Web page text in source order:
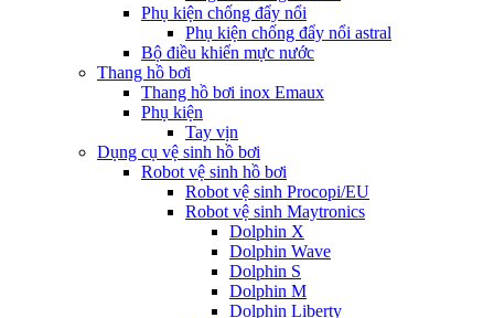
Phụ kiện chống đẩy nổi
Phụ kiện chống đẩy nổi astral
Bộ điều khiển mực nước
Thang hồ bơi
Thang hồ bơi inox Emaux
Phụ kiện
Tay vịn
Dụng cụ vệ sinh hồ bơi
Robot vệ sinh hồ bơi
Robot vệ sinh Procopi/EU
Robot vệ sinh Maytronics
Dolphin X
Dolphin Wave
Dolphin S
Dolphin M
Dolphin Liberty